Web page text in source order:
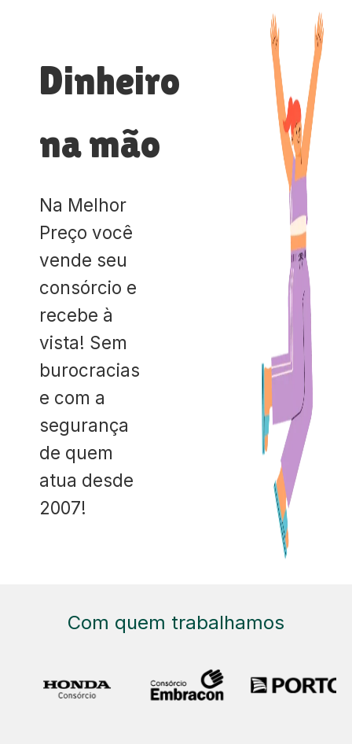
Dinheiro
na mão
Na Melhor
Preço você
vende seu
consórcio e
recebe à
vista! Sem
burocracias
e com a
segurança
de quem
atua desde
2007!
Com quem trabalhamos